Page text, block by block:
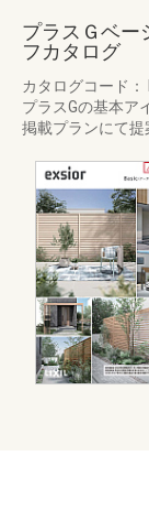
プラスＧベー
フカタログ
カタログコード：
プラスGの基本ア
掲載プランにて提